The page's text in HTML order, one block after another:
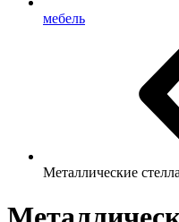
мебель
Металлические